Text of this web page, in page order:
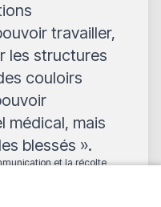
travailler,
les structures
couloirs
médical, mais
blessés ».
et la récolte